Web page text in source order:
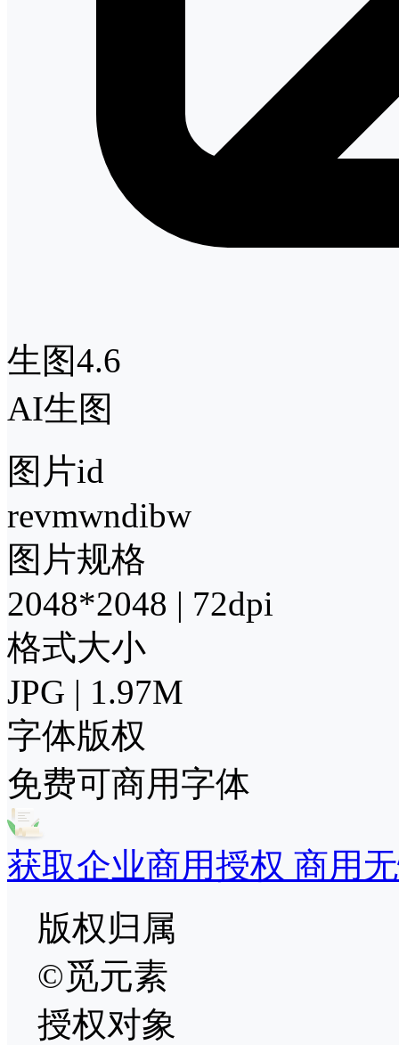
生图4.6
AI生图
图片id
revmwndibw
图片规格
2048*2048 | 72dpi
格式大小
JPG | 1.97M
字体版权
免费可商用字体
获取企业商用授权 商用
版权归属
©觅元素
授权对象